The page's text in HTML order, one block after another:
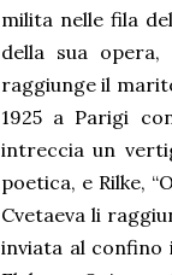
milita nelle fila
della sua
raggiunge il
1925 a Parigi
intreccia un
poetica, e Rilke,
Cvetaeva li
inviata al